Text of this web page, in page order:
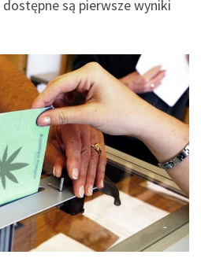
są pierwsze wyniki